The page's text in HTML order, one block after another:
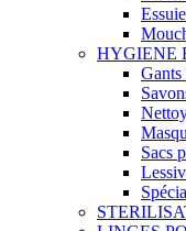
HYGIENE
Sacs